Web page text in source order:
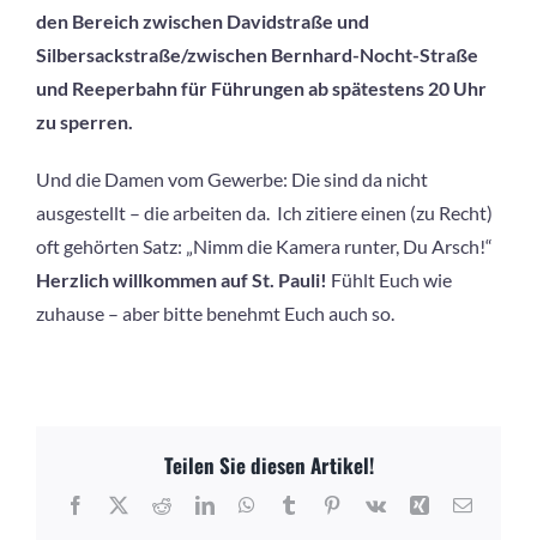
den Bereich zwischen Davidstraße und
Silbersackstraße/zwischen Bernhard-Nocht-Straße
und Reeperbahn für Führungen ab spätestens 20 Uhr
zu sperren.
Und die Damen vom Gewerbe: Die sind da nicht
ausgestellt – die arbeiten da. Ich zitiere einen (zu Recht)
oft gehörten Satz: „Nimm die Kamera runter, Du Arsch!“
Herzlich willkommen auf St. Pauli! Fühlt Euch wie
zuhause – aber bitte benehmt Euch auch so.
Teilen Sie diesen Artikel!
Facebook
X RedditLinkedInWhatsApp
TumblrPinterest
Vk Xing E-